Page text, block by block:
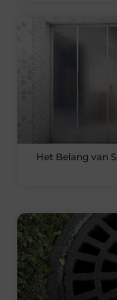
Het Belang van